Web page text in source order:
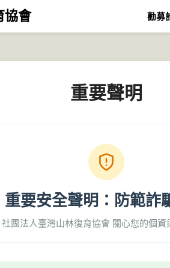
協會 勸募
重要聲明
重要安全聲明：防範詐
社團法人臺灣山林復育協會 關心您的個資